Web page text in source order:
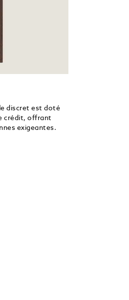
discret est doté
crédit, offrant
exigeantes.